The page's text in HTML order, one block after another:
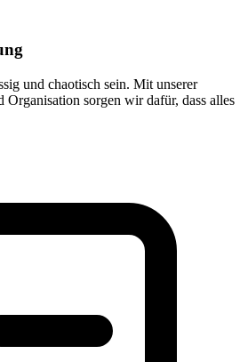
und chaotisch sein. Mit unserer
Organisation sorgen wir dafür, dass alles